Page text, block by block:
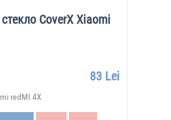
CoverX Xiaomi
83 Lei
redMI 4X